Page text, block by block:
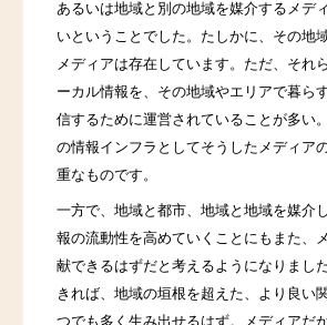
あるいは地域と別の地域を媒介するメデ
いということでした。 たしかに、その地
メディアは存在しています。ただ、それ
ーカル情報を、その地域やエリアで暮ら
信するために運営されていることが多い
の情報インフラとしてそうしたメディア
重なものです。
一方で、地域と都市、地域と地域を媒介
報の流動性を高めていくことにもまた、
献できるはずだと考えるようになりまし
きれば、地域の垣根を超えた、より良い
つでも多く生み出せるはず。メディアだ